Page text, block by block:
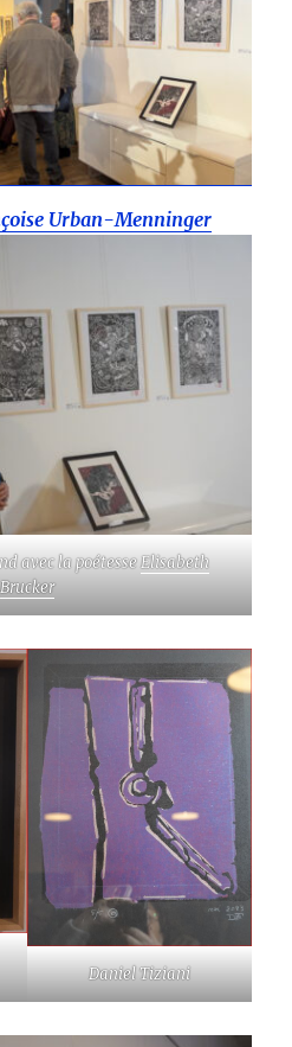
Urban-Menninger
avec la poétesseElisabeth
Brucker
Daniel Tiziani